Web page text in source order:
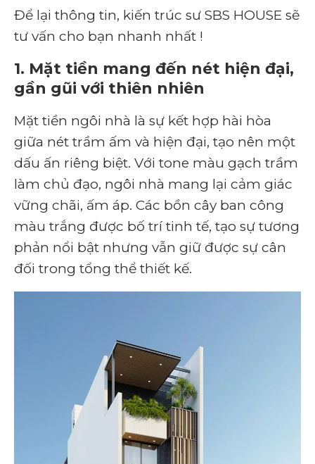
Để lại thông tin, kiến trúc sư SBS HOUSE sẽ
tư vấn cho bạn nhanh nhất !
1. Mặt tiền mang đến nét hiện đại,
gần gũi với thiên nhiên
Mặt tiền ngôi nhà là sự kết hợp hài hòa
giữa nét trầm ấm và hiện đại, tạo nên một
dấu ấn riêng biệt. Với tone màu gạch trầm
làm chủ đạo, ngôi nhà mang lại cảm giác
vững chãi, ấm áp. Các bồn cây ban công
màu trắng được bố trí tinh tế, tạo sự tương
phản nổi bật nhưng vẫn giữ được sự cân
đối trong tổng thể thiết kế.